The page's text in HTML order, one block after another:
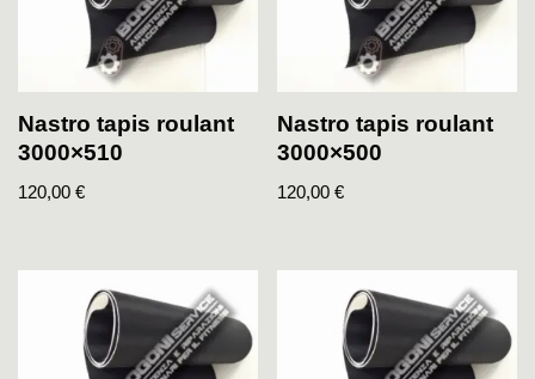
Nastro tapis roulant
3000×510
120,00 €
Nastro tapis roulant
3000×500
120,00€